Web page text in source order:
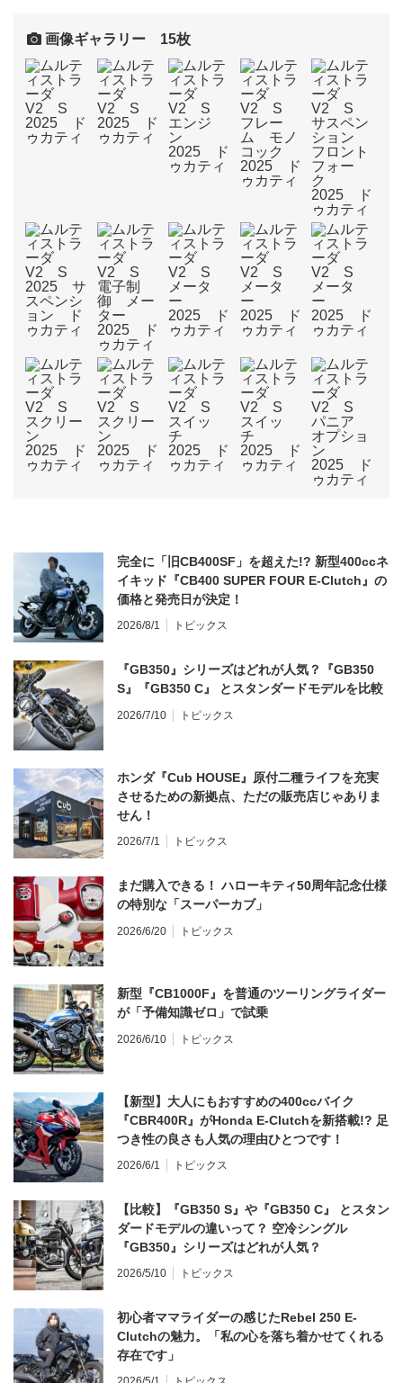
画像ギャラリー 15枚
完全に「旧CB400SF」を超えた!? 新型400ccネ
イキッド『CB400 SUPER FOUR E-Clutch』の
価格と発売日が決定！
2026/8/1 トピックス
『GB350』シリーズはどれが人気？『GB350
S』『GB350 C』 とスタンダードモデルを比較
2026/7/10 トピックス
ホンダ『Cub HOUSE』原付二種ライフを充実
させるための新拠点、ただの販売店じゃありま
せん！
2026/7/1 トピックス
まだ購入できる！ ハローキティ50周年記念仕様
の特別な「スーパーカブ」
2026/6/20 トピックス
新型『CB1000F』を普通のツーリングライダー
が「予備知識ゼロ」で試乗
2026/6/10 トピックス
【新型】大人にもおすすめの400ccバイク
『CBR400R』がHonda E-Clutchを新搭載!? 足
つき性の良さも人気の理由ひとつです！
2026/6/1 トピックス
【比較】『GB350 S』や『GB350 C』 とスタン
ダードモデルの違いって？ 空冷シングル
『GB350』シリーズはどれが人気？
2026/5/10 トピックス
初心者ママライダーの感じたRebel 250 E-
Clutchの魅力。「私の心を落ち着かせてくれる
存在です」